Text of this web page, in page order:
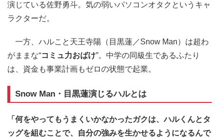
演じている佐野勇斗。気の弱いパソコンオタクというキャ
ラクターだ。
一方、ハルこと天王寺陽（目黒蓮／Snow Man）は超わ
がままな“コミュ力おばけ”。中学の同級生であるふたり
は、資金も事業計画もゼロの状態で起業。
Snow Man・目黒蓮演じるハルとは
「何をやってもうまくいかなかったガクは、ハルくんとタ
ッグを組むことで、自分の強みを生かせるようになるんで